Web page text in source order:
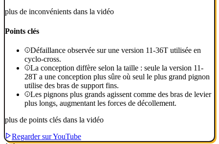
plus de inconvénients dans la vidéo
Points clés
Défaillance observée sur une version 11-36T utilisée en
cyclo-cross.
La conception diffère selon la taille : seule la version 11-
28T a une conception plus sûre où seul le plus grand pignon
utilise des bras de support fins.
Les pignons plus grands agissent comme des bras de levier
plus longs, augmentant les forces de décollement.
plus de points clés dans la vidéo
Regarder sur YouTube